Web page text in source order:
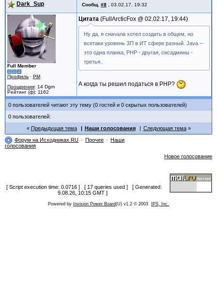
Dark_Sup Сообщ. #8 03.02.17, 19:32
Full Member
Профиль · PM
Поощрения: 14 Dgm
Рейтинг (ф): 1162
Цитата FullArcticFox @ 02.02.17, 19:44
Ну да, я сначала хотел создать в общем, но
всетаки уровень ЗП в ИТ сфере разный. Java --
это одна планка, PHP - другая, сисадмины -
третья..
А когда ты решил податься в РНР?
0 пользователей читают эту тему (0 гостей и 0 скрытых пользователей)
0 пользователей:
Предыдущая тема
Наши голосования
Следующая тема
Форум на Исходниках.RU
Прочее
Наши
голосования
Новое голосование
[ Script execution time: 0.0716 ] [ 17 queries used ] [ Generated:
9.08.26, 10:15 GMT ]
Powered by Invision Power Board(U) v1.2 © 2003 IPS, Inc.